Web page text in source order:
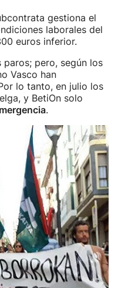
gestiona el
laborales del
euros inferior.
pero, según los
Vasco han
lo tanto, en julio los
y BetiOn solo
.